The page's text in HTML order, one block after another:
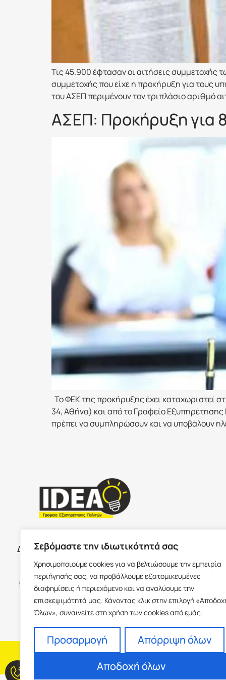
Σεβόμαστε την ιδιωτικότητά σας
Χρησιμοποιούμε cookies για να βελτιώσουμε την εμπειρία
περιήγησής σας, να προβάλλουμε εξατομικευμένες
διαφημίσεις ή περιεχόμενο και να αναλύουμε την
επισκεψιμότητά μας. Κάνοντας κλικ στην επιλογή
Όλων», συναινείτε στη χρήση των cookies από εμάς.
Προσαρμογή
Απόρριψη όλων
Αποδοχή όλων
Τις 45.900 έφτασαν οι αιτήσεις συμμετοχής
συμμετοχής που είχε η προκήρυξη για τους
του ΑΣΕΠ περιμένουν τον τριπλάσιο αριθμό
ΑΣΕΠ: Προκήρυξη για
Το ΦΕΚ της προκήρυξης έχει καταχωριστεί
34, Αθήνα) και από το Γραφείο
πρέπει να συμπληρώσουν και να υποβάλουν
Δευτέρα με Παρασκευή 09:00-17:00
Ισόγειο
+30